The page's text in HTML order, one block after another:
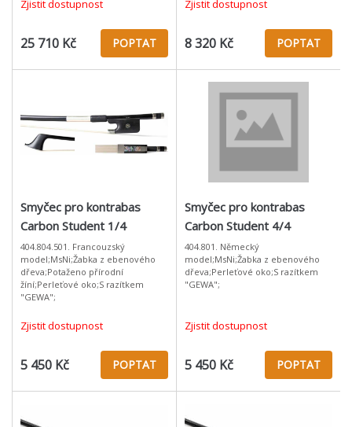
provedení;
Zjistit dostupnost
25 710 Kč POPTAT
Zjistit dostupnost
8 320 Kč POPTAT
Smyčec pro kontrabas
Carbon Student 1/4
404.804.501. Francouzský
model;MsNi;Žabka z ebenového
dřeva;Potaženo přírodní
žíní;Perleťové oko;S razítkem
"GEWA";
Zjistit dostupnost
5 450 Kč POPTAT
Smyčec pro kontrabas
Carbon Student 4/4
404.801. Německý
model;MsNi;Žabka z ebenového
dřeva;Perleťové oko;S razítkem
"GEWA";
Zjistit dostupnost
5 450 Kč POPTAT